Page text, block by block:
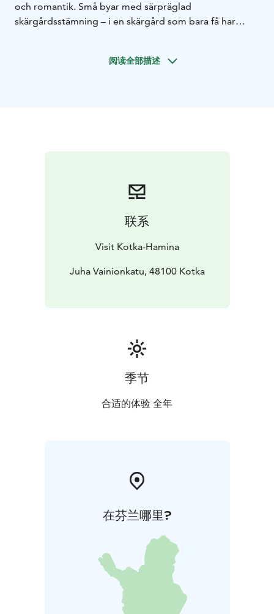
och romantik. Små byar med särpräglad
skärgårdsstämning – i en skärgård som bara få har
På en del av de många öarna hittar besökaren
kända framför allt för sitt rika fågelliv.
På befästningsöarna Svartholm och Kukouri kan du
upptäcka Sveriges och Finlands gemensamma
historia.Transporten till öarna sköts med vattenbussar
som trafikerar öarna regelbundet eller med i
Välkommen att njuta av östra Finska vikens fantastiska
阅读全部描述
联系
Visit Kotka-Hamina
Juha Vainionkatu, 48100 Kotka
季节
合适的体验 全年
在芬兰哪里?